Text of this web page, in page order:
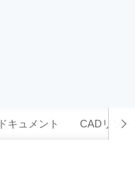
ドキュメント CADリソー